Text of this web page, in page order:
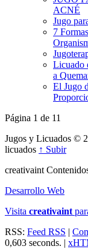
ACNÉ
Jugo
7
Licuado
a
El Jugo
Página 1 de 11
Jugos y Licuados ©
licuados ↑ Subir
creativaint
Desarrollo Web
Visita creativaint
RSS: Feed RSS |
0,603 seconds. |